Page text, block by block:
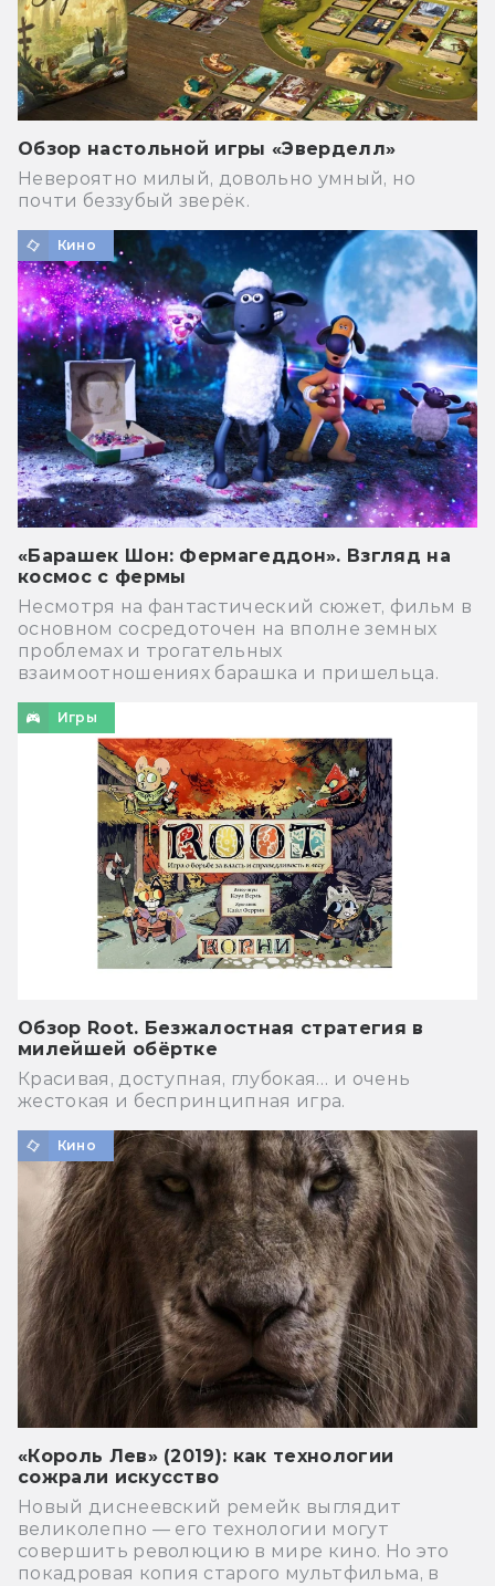
Обзор настольной игры «Эверделл»
Невероятно милый, довольно умный, но
почти беззубый зверёк.
Кино
«Барашек Шон: Фермагеддон». Взгляд на
космос с фермы
Несмотря на фантастический сюжет, фильм в
основном сосредоточен на вполне земных
проблемах и трогательных
взаимоотношениях барашка и пришельца.
Игры
Обзор Root. Безжалостная стратегия в
милейшей обёртке
Красивая, доступная, глубокая… и очень
жестокая и беспринципная игра.
Кино
«Король Лев» (2019): как технологии
сожрали искусство
Новый диснеевский ремейк выглядит
великолепно — его технологии могут
совершить революцию в мире кино. Но это
покадровая копия старого мультфильма, в